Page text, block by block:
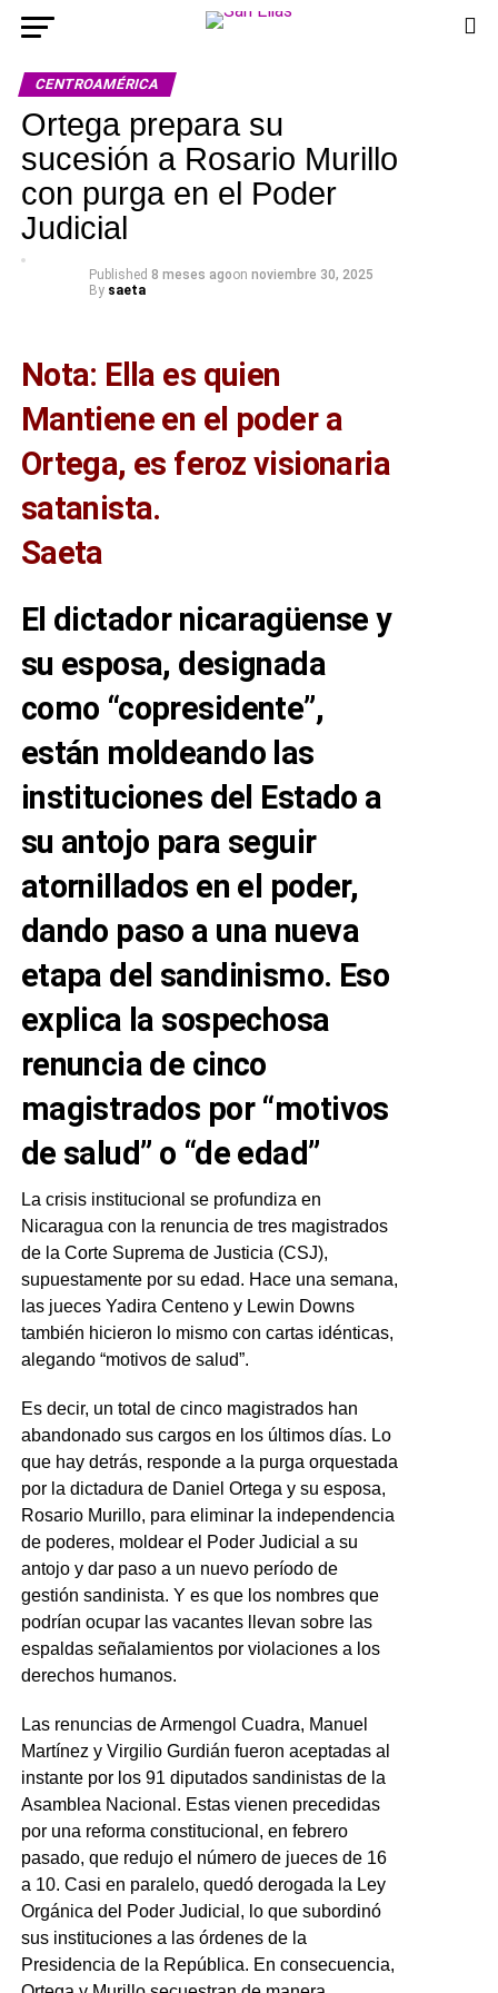
CENTROAMÉRICA
Ortega prepara su
sucesión a Rosario Murillo
con purga en el Poder
Judicial
Published 8 meses agoon noviembre 30, 2025
By saeta
Nota: Ella es quien
Mantiene en el poder a
Ortega, es feroz visionaria
satanista.
Saeta
El dictador nicaragüense y
su esposa, designada
como “copresidente”,
están moldeando las
instituciones del Estado a
su antojo para seguir
atornillados en el poder,
dando paso a una nueva
etapa del sandinismo. Eso
explica la sospechosa
renuncia de cinco
magistrados por “motivos
de salud” o “de edad”
La crisis institucional se profundiza en
Nicaragua con la renuncia de tres magistrados
de la Corte Suprema de Justicia (CSJ),
supuestamente por su edad. Hace una semana,
las jueces Yadira Centeno y Lewin Downs
también hicieron lo mismo con cartas idénticas,
alegando “motivos de salud”.
Es decir, un total de cinco magistrados han
abandonado sus cargos en los últimos días. Lo
que hay detrás, responde a la purga orquestada
por la dictadura de Daniel Ortega y su esposa,
Rosario Murillo, para eliminar la independencia
de poderes, moldear el Poder Judicial a su
antojo y dar paso a un nuevo período de
gestión sandinista. Y es que los nombres que
podrían ocupar las vacantes llevan sobre las
espaldas señalamientos por violaciones a los
derechos humanos.
Las renuncias de Armengol Cuadra, Manuel
Martínez y Virgilio Gurdián fueron aceptadas al
instante por los 91 diputados sandinistas de la
Asamblea Nacional. Estas vienen precedidas
por una reforma constitucional, en febrero
pasado, que redujo el número de jueces de 16
a 10. Casi en paralelo, quedó derogada la Ley
Orgánica del Poder Judicial, lo que subordinó
sus instituciones a las órdenes de la
Presidencia de la República. En consecuencia,